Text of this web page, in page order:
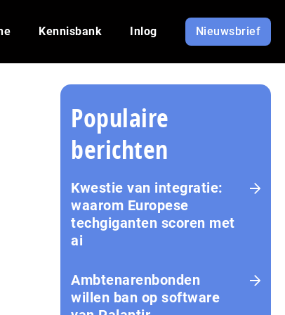
Kennisbank Inlog Nieuwsbrief
Populaire
berichten
Kwestie van integratie:
waarom Europese
techgiganten scoren met
ai
Amb­te­na­ren­bon­den
willen ban op software